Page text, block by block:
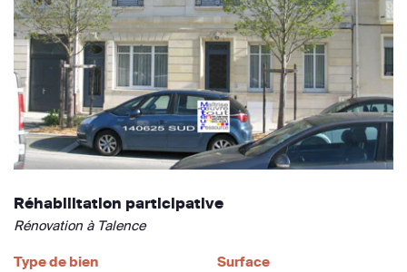
Réhabilitation participative
Rénovation à Talence
Type de bien
Surface